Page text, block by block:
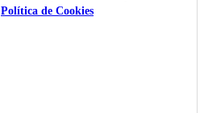
Política de Cookies